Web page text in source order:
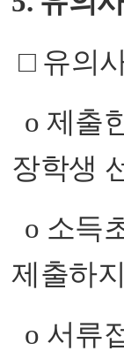
□ 유의
o 제출
장학생
o 소득
제출하
o 서류